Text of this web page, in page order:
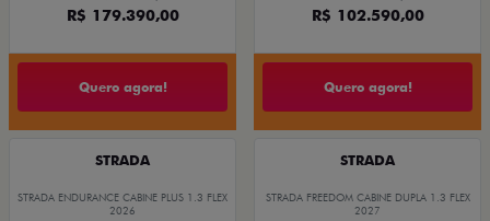
R$ 179.390,00
Quero agora!
R$ 102.590,00
Quero agora!
STRADA
STRADA ENDURANCE CABINE PLUS 1.3 FLEX
2026
STRADA
STRADA FREEDOM CABINE DUPLA 1.3 FLEX
2027